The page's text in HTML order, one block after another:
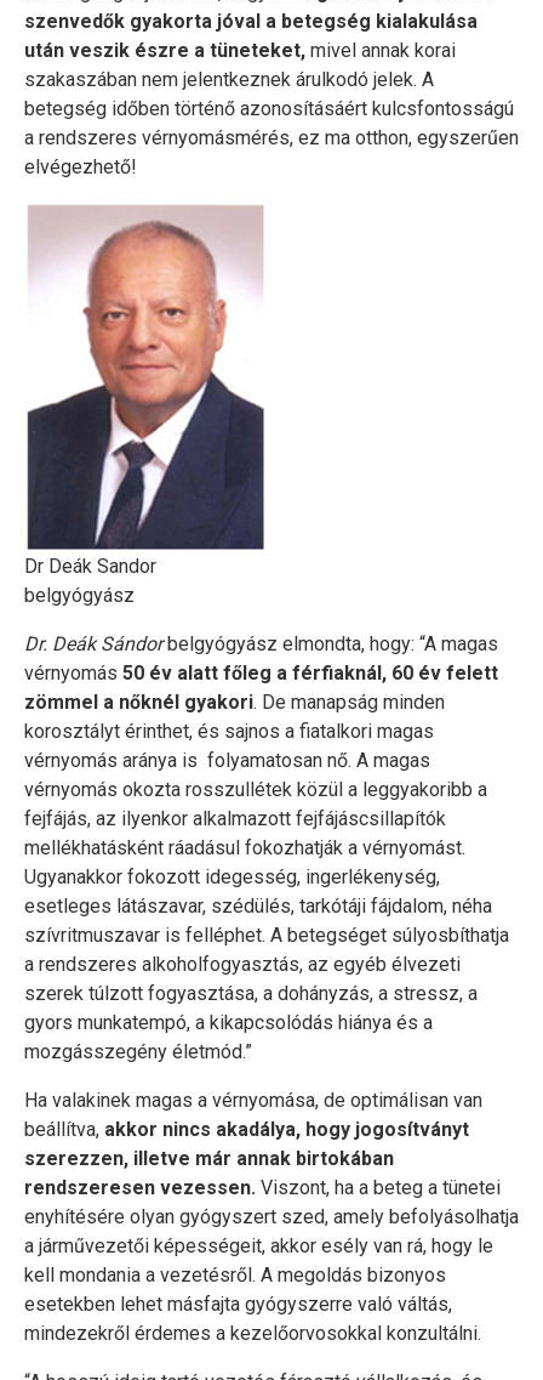
szenvedők gyakorta jóval a betegség kialakulása
után veszik észre a tüneteket, mivel annak korai
szakaszában nem jelentkeznek árulkodó jelek. A
betegség időben történő azonosításáért kulcsfontosságú
a rendszeres vérnyomásmérés, ez ma otthon, egyszerűen
elvégezhető!
Dr Deák Sandor
belgyógyász
Dr. Deák Sándorbelgyógyász elmondta, hogy: “A magas
vérnyomás 50 év alatt főleg a férfiaknál, 60 év felett
zömmel a nőknél gyakori. De manapság minden
korosztályt érinthet, és sajnos a fiatalkori magas
vérnyomás aránya is folyamatosan nő. A magas
vérnyomás okozta rosszullétek közül a leggyakoribb a
fejfájás, az ilyenkor alkalmazott fejfájáscsillapítók
mellékhatásként ráadásul fokozhatják a vérnyomást.
Ugyanakkor fokozott idegesség, ingerlékenység,
esetleges látászavar, szédülés, tarkótáji fájdalom, néha
szívritmuszavar is felléphet. A betegséget súlyosbíthatja
a rendszeres alkoholfogyasztás, az egyéb élvezeti
szerek túlzott fogyasztása, a dohányzás, a stressz, a
gyors munkatempó, a kikapcsolódás hiánya és a
mozgásszegény életmód.”
Ha valakinek magas a vérnyomása, de optimálisan van
beállítva, akkor nincs akadálya, hogy jogosítványt
szerezzen, illetve már annak birtokában
rendszeresen vezessen. Viszont, ha a beteg a tünetei
enyhítésére olyan gyógyszert szed, amely befolyásolhatja
a járművezetői képességeit, akkor esély van rá, hogy le
kell mondania a vezetésről. A megoldás bizonyos
esetekben lehet másfajta gyógyszerre való váltás,
mindezekről érdemes a kezelőorvosokkal konzultálni.